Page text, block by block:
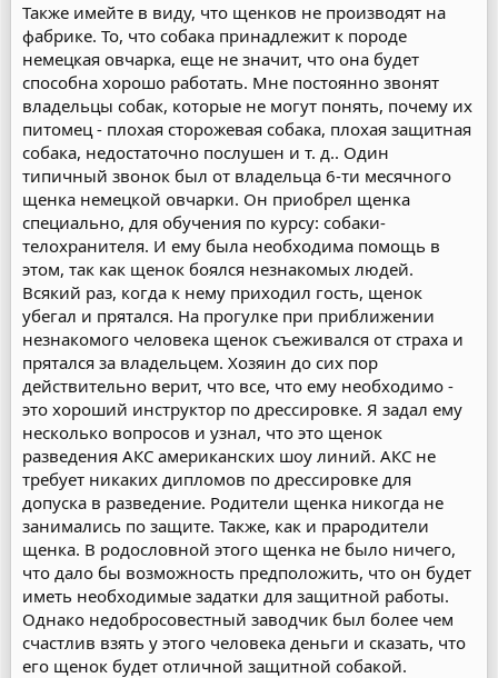
Также имейте в виду, что щенков не производят на
фабрике. То, что собака принадлежит к породе
немецкая овчарка, еще не значит, что она будет
способна хорошо работать. Мне постоянно звонят
владельцы собак, которые не могут понять, почему их
питомец - плохая сторожевая собака, плохая защитная
собака, недостаточно послушен и т. д.. Один
типичный звонок был от владельца 6-ти месячного
щенка немецкой овчарки. Он приобрел щенка
специально, для обучения по курсу: собаки-
телохранителя. И ему была необходима помощь в
этом, так как щенок боялся незнакомых людей.
Всякий раз, когда к нему приходил гость, щенок
убегал и прятался. На прогулке при приближении
незнакомого человека щенок съеживался от страха и
прятался за владельцем. Хозяин до сих пор
действительно верит, что все, что ему необходимо -
это хороший инструктор по дрессировке. Я задал ему
несколько вопросов и узнал, что это щенок
разведения АКС американских шоу линий. АКС не
требует никаких дипломов по дрессировке для
допуска в разведение. Родители щенка никогда не
занимались по защите. Также, как и прародители
щенка. В родословной этого щенка не было ничего,
что дало бы возможность предположить, что он будет
иметь необходимые задатки для защитной работы.
Однако недобросовестный заводчик был более чем
счастлив взять у этого человека деньги и сказать, что
его щенок будет отличной защитной собакой.